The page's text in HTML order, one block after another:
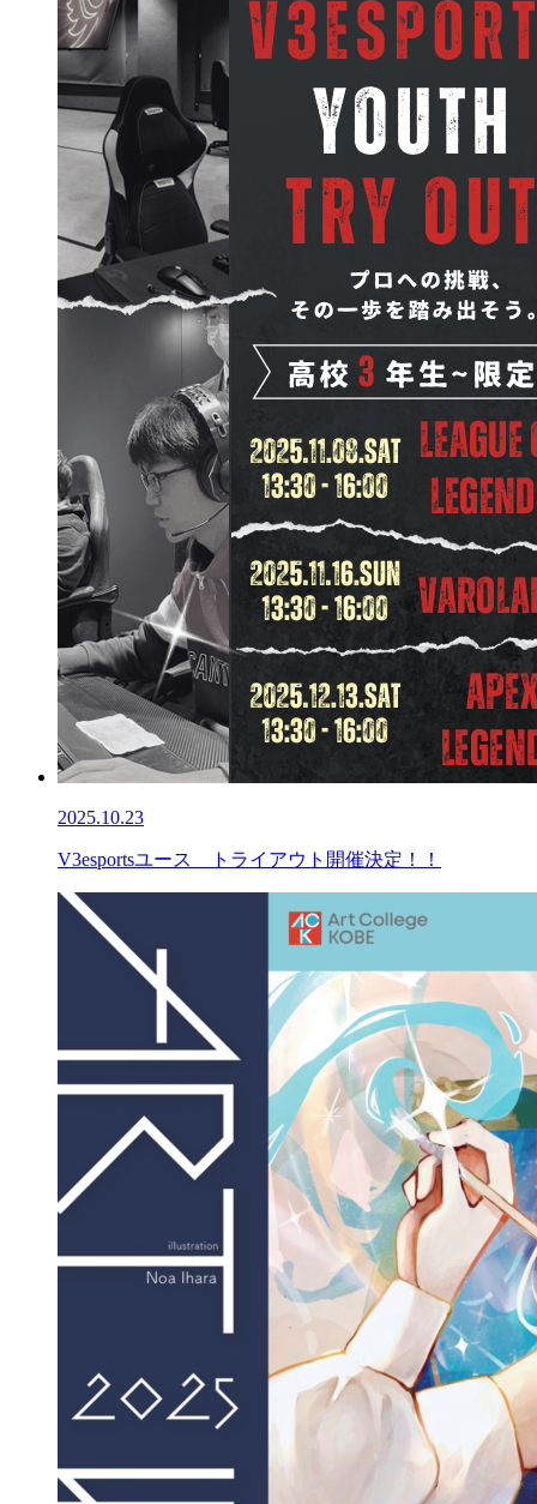
2025.10.23
V3esportsユース トライアウト開催決定！！